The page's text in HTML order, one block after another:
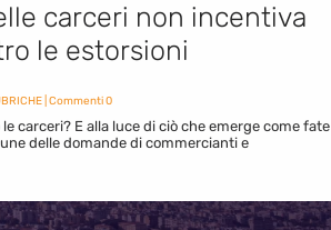
carceri non incentiva
le estorsioni
| Commenti 0
carceri? E alla luce di ciò che emerge come fate
delle domande di commercianti e